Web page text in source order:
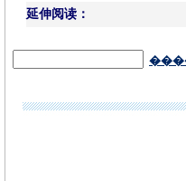
延伸阅读：